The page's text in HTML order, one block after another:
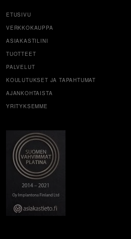
ETUSIVU
VERKKOKAUPPA
ASIAKASTILINI
TUOTTEET
PALVELUT
KOULUTUKSET JA TAPAHTUMAT
AJANKOHTAISTA
YRITYKSEMME